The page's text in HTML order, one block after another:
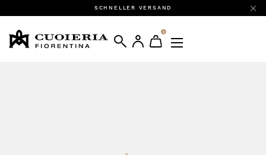
SCHNELLER VERSAND
0